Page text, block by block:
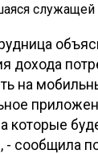
служащей
дохода
на
которые
- сообщила